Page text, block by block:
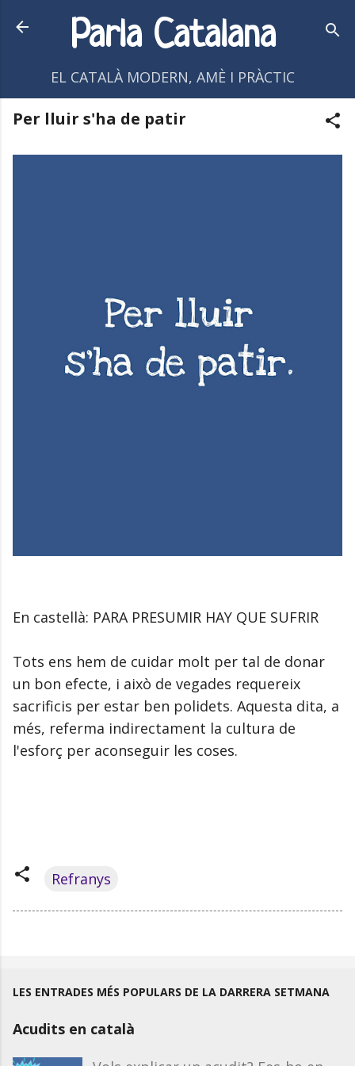
Salta al contingut principal
Parla Catalana
EL CATALÀ MODERN, AMÈ I PRÀCTIC
Per lluir s'ha de patir
En castellà: PARA PRESUMIR HAY QUE SUFRIR
Tots ens hem de cuidar molt per tal de donar
un bon efecte, i això de vegades requereix
sacrificis per estar ben polidets. Aquesta dita, a
més, referma indirectament la cultura de
l'esforç per aconseguir les coses.
Refranys
LES ENTRADES MÉS POPULARS DE LA DARRERA SETMANA
Acudits en català